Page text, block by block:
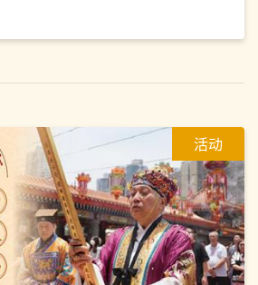
活动